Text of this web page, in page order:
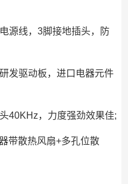
源线，3脚接地插头，防
发驱动板，进口电器元件
40KHz，力度强劲效果佳;
带散热风扇+多孔位散